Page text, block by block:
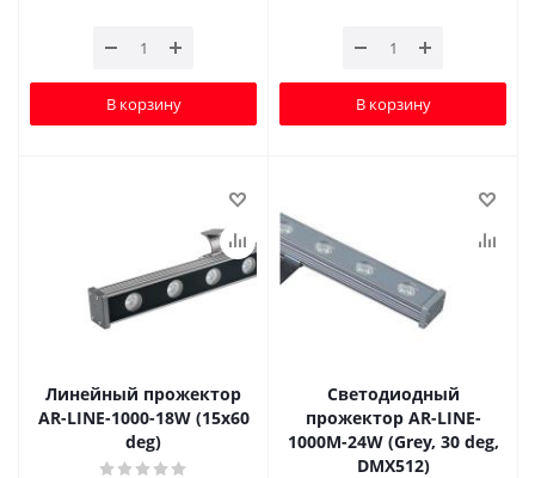
В корзину В корзину
Линейный прожектор
AR-LINE-1000-18W (15x60
deg)
Светодиодный
прожектор AR-LINE-
1000M-24W (Grey, 30 deg,
DMX512)